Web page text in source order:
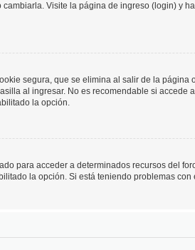
Visite la página de ingreso (login) y
segura, que se elimina al salir de la
al ingresar. No es recomendable si accede
la opción.
para acceder a determinados recursos del
la opción. Si está teniendo problemas